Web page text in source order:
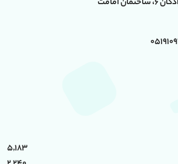
5,183